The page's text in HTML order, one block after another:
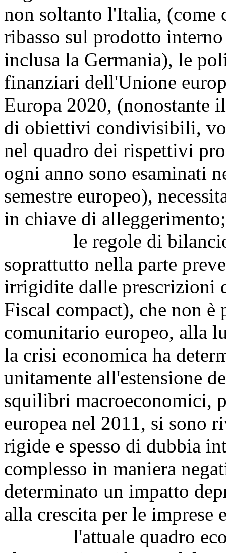
non soltanto l'Italia, (come
ribasso sul prodotto
inclusa la Germania), le
finanziari dell'Unione
Europa 2020, (nonostante
di obiettivi condivisibili,
nel quadro dei rispettivi
ogni anno sono esaminati
semestre europeo),
in chiave di alleggerimento;
le regole di bilancio
soprattutto nella parte
irrigidite dalle prescrizioni
Fiscal compact), che non
comunitario europeo, alla
la crisi economica ha
unitamente all'estensione
squilibri macroeconomici,
europea nel 2011, si sono
rigide e spesso di dubbia
complesso in maniera
determinato un impatto
alla crescita per le imprese
l'attuale quadro